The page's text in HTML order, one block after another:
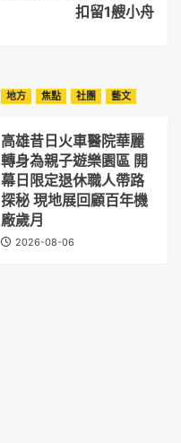
扣留1艘小舟
地方 焦點 社團 藝文
高雄昔日火車醫院華麗
轉身為親子遊樂園區 開
幕日限定退休職人帶路
探秘 現地展回顧百年機
廠歲月
2026-08-06